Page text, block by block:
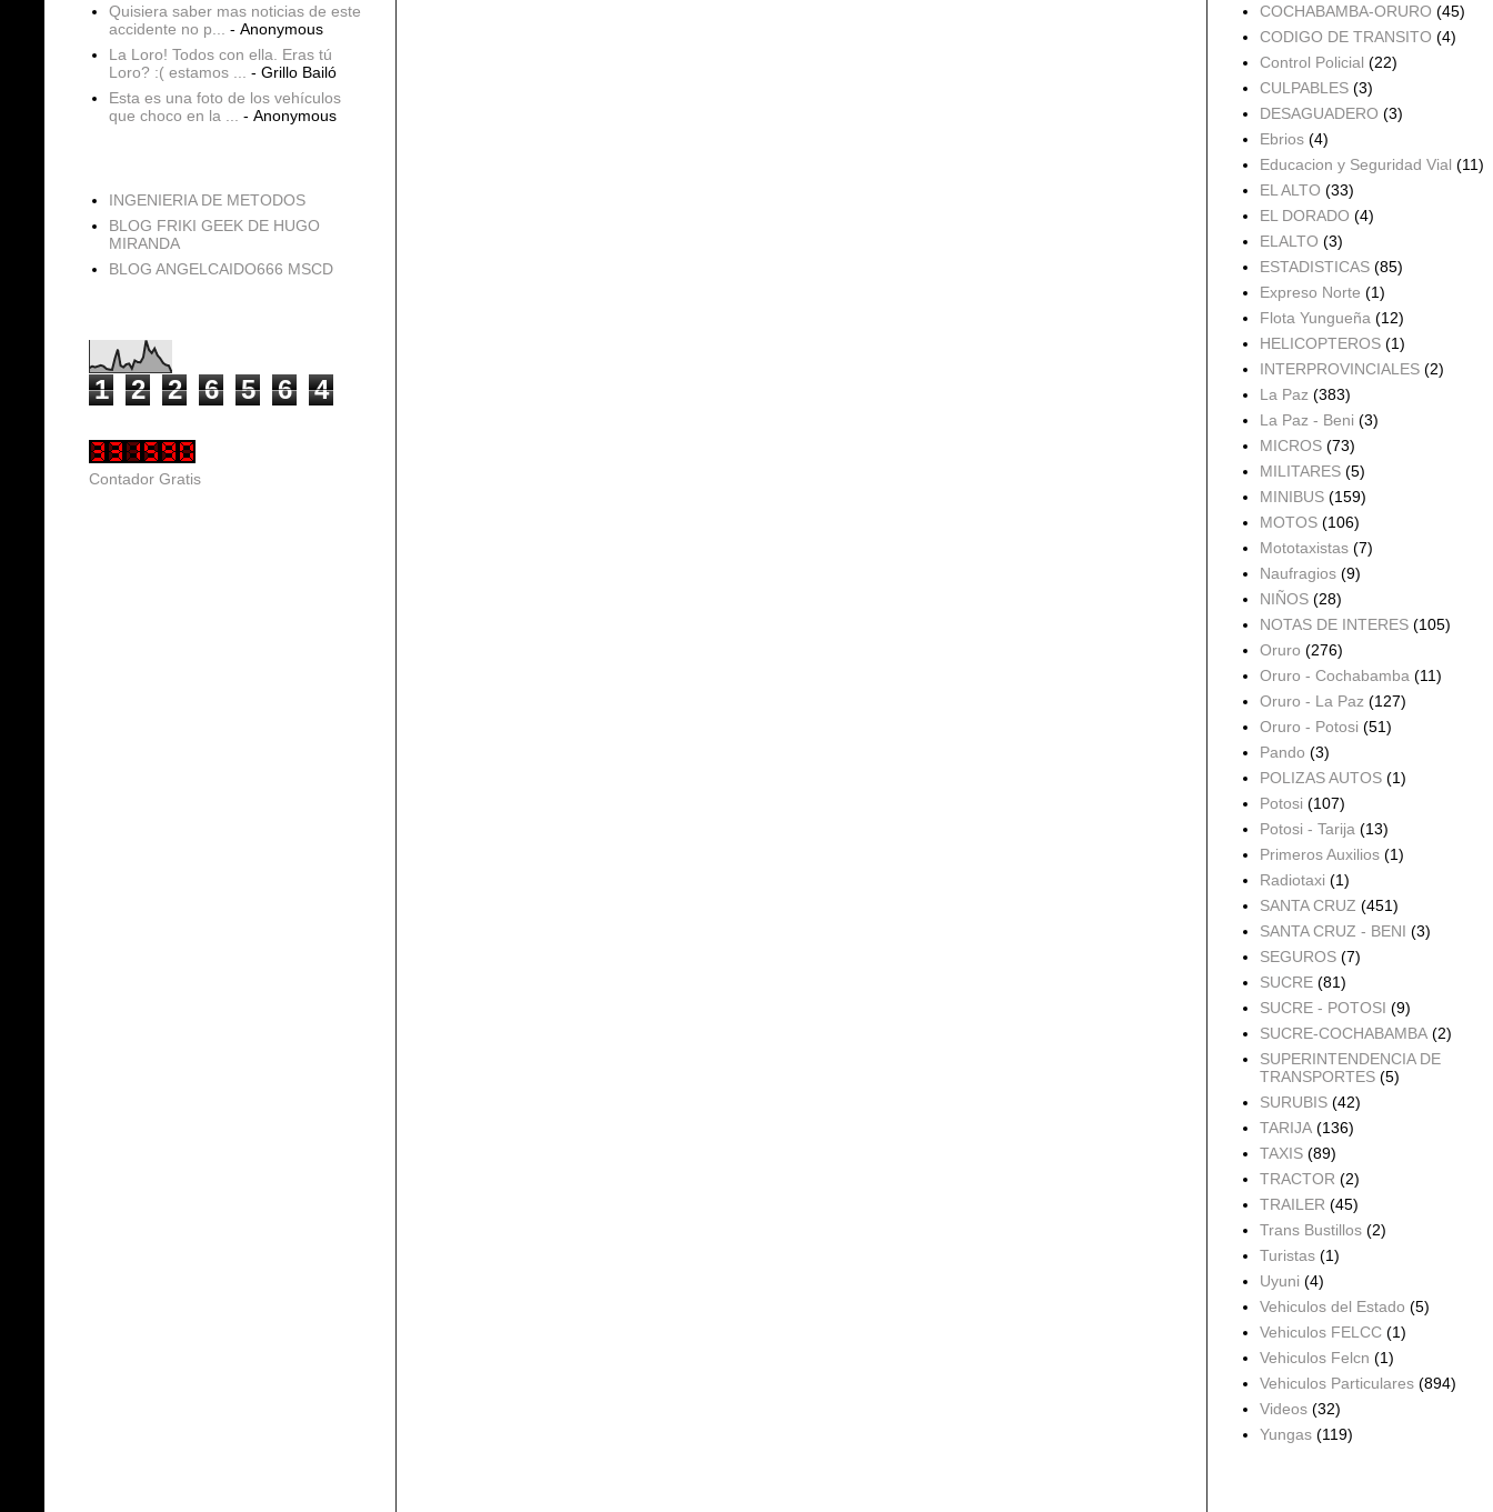
Quisiera saber mas noticias de este
accidente no p...
- Anonymous
La Loro! Todos con ella. Eras tú
Loro? :( estamos ...
- Grillo Bailó
Esta es una foto de los vehículos
que choco en la ...
- Anonymous
INGENIERIA DE METODOS
BLOG FRIKI GEEK DE HUGO
MIRANDA
BLOG ANGELCAIDO666 MSCD
1 2 2 6 5 6 4
Contador Gratis
COCHABAMBA-ORURO (45)
CODIGO DE TRANSITO (4)
Control Policial (22)
CULPABLES (3)
DESAGUADERO (3)
Ebrios (4)
Educacion y Seguridad Vial (11)
EL ALTO (33)
EL DORADO (4)
ELALTO (3)
ESTADISTICAS (85)
Expreso Norte (1)
Flota Yungueña (12)
HELICOPTEROS (1)
INTERPROVINCIALES (2)
La Paz (383)
La Paz - Beni (3)
MICROS (73)
MILITARES (5)
MINIBUS (159)
MOTOS (106)
Mototaxistas (7)
Naufragios (9)
NIÑOS (28)
NOTAS DE INTERES (105)
Oruro (276)
Oruro - Cochabamba (11)
Oruro - La Paz (127)
Oruro - Potosi (51)
Pando (3)
POLIZAS AUTOS (1)
Potosi (107)
Potosi - Tarija (13)
Primeros Auxilios (1)
Radiotaxi (1)
SANTA CRUZ (451)
SANTA CRUZ - BENI (3)
SEGUROS (7)
SUCRE (81)
SUCRE - POTOSI (9)
SUCRE-COCHABAMBA (2)
SUPERINTENDENCIA DE
TRANSPORTES (5)
SURUBIS (42)
TARIJA (136)
TAXIS (89)
TRACTOR (2)
TRAILER (45)
Trans Bustillos (2)
Turistas (1)
Uyuni (4)
Vehiculos del Estado (5)
Vehiculos FELCC (1)
Vehiculos Felcn (1)
Vehiculos Particulares (894)
Videos (32)
Yungas (119)